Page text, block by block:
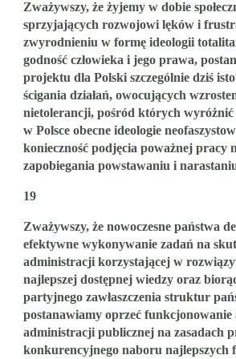
Zważywszy, że żyjemy w dobie
sprzyjających rozwojowi lęków i
zwyrodnieniu w formę ideologii
godność człowieka i jego prawa,
projektu dla Polski szczególnie dziś
ścigania działań, owocujących
nietolerancji, pośród których
w Polsce obecne ideologie
konieczność podjęcia poważnej pracy
zapobiegania powstawaniu i
19
Zważywszy, że nowoczesne państwa
efektywne wykonywanie zadań na
administracji korzystającej w
najlepszej dostępnej wiedzy oraz
partyjnego zawłaszczenia struktur
postanawiamy oprzeć funkcjonowanie
administracji publicznej na zasadach
konkurencyjnego naboru najlepszych